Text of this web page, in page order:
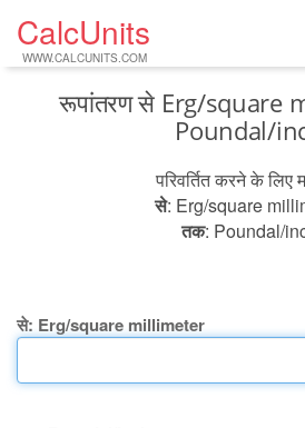
CalcUnits
WWW.CALCUNITS.COM
रूपांतरण से Erg/square
Poundal/
परिवर्तित करने के लिए
से: Erg/square
तक: Poundal/
से: Erg/square millimeter